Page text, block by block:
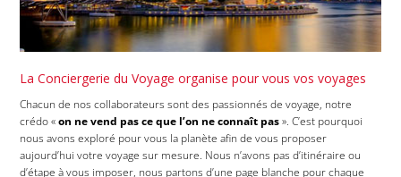
La Conciergerie du Voyage organise pour vous vos voyages
Chacun de nos collaborateurs sont des passionnés de voyage, notre
crédo «on ne vend pas ce que l’on ne connaît pas». C’est pourquoi
nous avons exploré pour vous la planète afin de vous proposer
aujourd’hui votre voyage sur mesure. Nous n’avons pas d’itinéraire ou
d’étape à vous imposer, nous partons d’une page blanche pour chaque